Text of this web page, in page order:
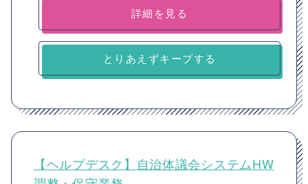
詳細を見る
とりあえずキープする
【ヘルプデスク】自治体議会システムHW